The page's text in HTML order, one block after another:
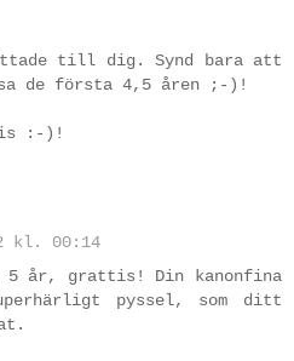
till dig. Synd bara att
de första 4,5 åren ;-)!
:-)!
kl. 00:14
5 år, grattis! Din kanonfina
pyssel, som ditt